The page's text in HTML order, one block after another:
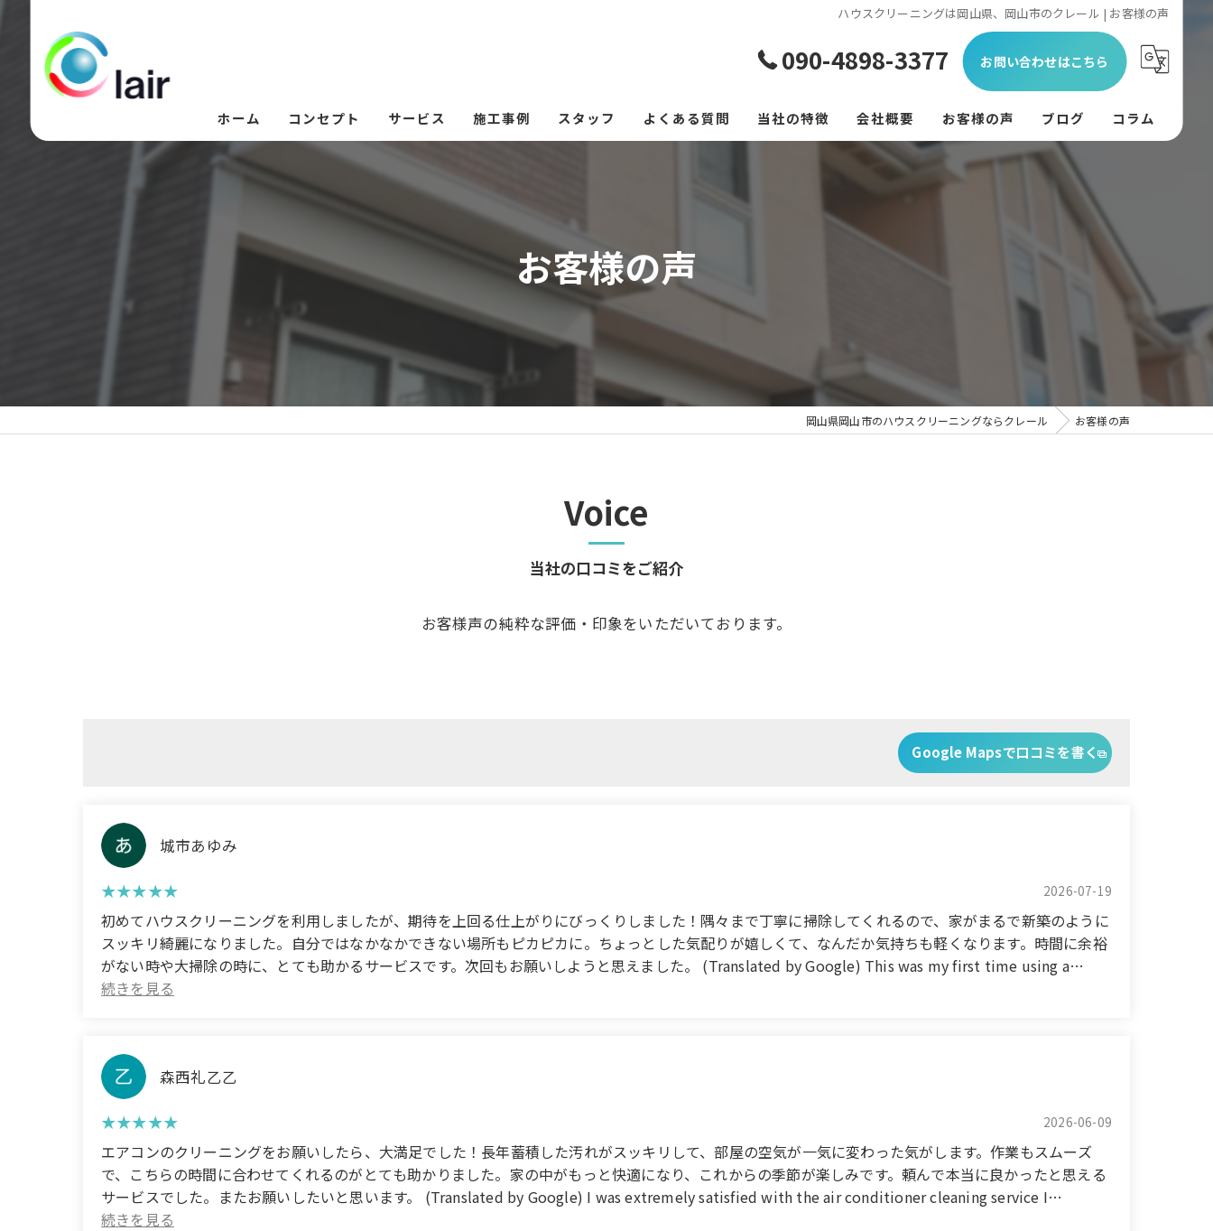
ハウスクリーニングは岡山県、岡山市のクレール | お客様の声
090-4898-3377 お問い合わせはこちら
ホーム コンセプト サービス 施工事例 スタッフ よくある質問 当社の特徴
レンジフード
会社概要 お客様の声 ブログ コラム
お客様の声
岡山県岡山市のハウスクリーニングならクレール お客様の声
Voice
当社の口コミをご紹介
お客様声の純粋な評価・印象をいただいております。
Google Mapsで口コミを書く
城市あゆみ
2026-07-19
初めてハウスクリーニングを利用しましたが、期待を上回る仕上がりにびっくりしました！隅々まで丁寧に掃除してくれるので、家がまるで新築のように
スッキリ綺麗になりました。自分ではなかなかできない場所もピカピカに。ちょっとした気配りが嬉しくて、なんだか気持ちも軽くなります。時間に余裕
がない時や大掃除の時に、とても助かるサービスです。次回もお願いしようと思えました。 (Translated by Google) This was my first time using a
house cleaning service, and I was amazed by the results, which exceeded my expectations! They cleaned every nook and cranny so thoroughly that
time.
森西礼乙乙
2026-06-09
エアコンのクリーニングをお願いしたら、大満足でした！長年蓄積した汚れがスッキリして、部屋の空気が一気に変わった気がします。作業もスムーズ
で、こちらの時間に合わせてくれるのがとても助かりました。家の中がもっと快適になり、これからの季節が楽しみです。頼んで本当に良かったと思える
サービスでした。またお願いしたいと思います。 (Translated by Google) I was extremely satisfied with the air conditioner cleaning service I
requested! The years of accumulated dirt were completely removed, and I feel like the air in my room has instantly changed. The work was done